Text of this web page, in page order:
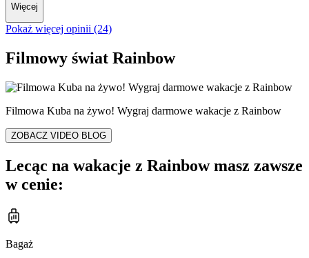
Więcej
Pokaż więcej opinii (24)
Filmowy świat Rainbow
Filmowa Kuba na żywo! Wygraj darmowe wakacje z Rainbow
ZOBACZ VIDEO BLOG
Lecąc na wakacje z Rainbow masz zawsze
w cenie:
Bagaż